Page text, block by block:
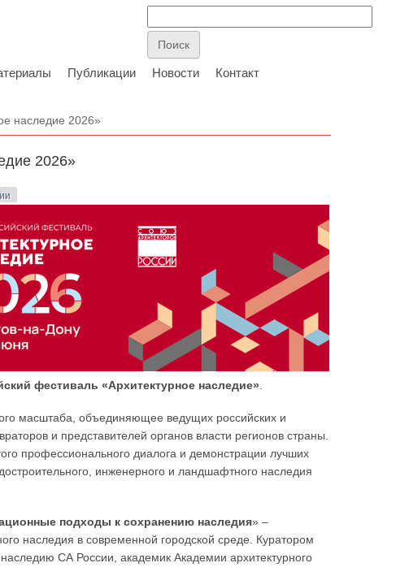
Публикации Новости Контакт
наследие 2026»
2026»
фестиваль «Архитектурное наследие»
масштаба, объединяющее ведущих российских и
и представителей органов власти регионов страны.
профессионального диалога и демонстрации лучших
инженерного и ландшафтного наследия
подходы к сохранению наследия» –
наследия в современной городской среде. Куратором
СА России, академик Академии архитектурного